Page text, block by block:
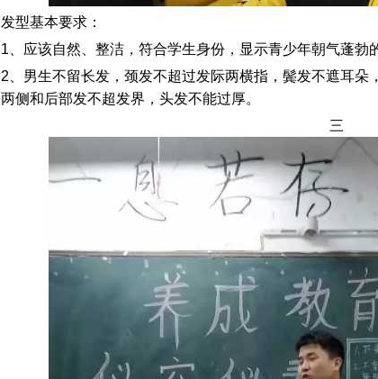
发型基本要求：
1、应该自然、整洁，符合学生身份，显示青少年朝气蓬勃
2、男生不留长发，颈发不超过发际两横指，鬓发不遮耳
两侧和后部发不超发界，头发不能过厚。
三